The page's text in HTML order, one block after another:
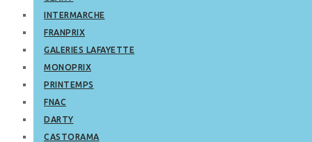
INTERMARCHE
FRANPRIX
GALERIES LAFAYETTE
MONOPRIX
PRINTEMPS
FNAC
DARTY
CASTORAMA